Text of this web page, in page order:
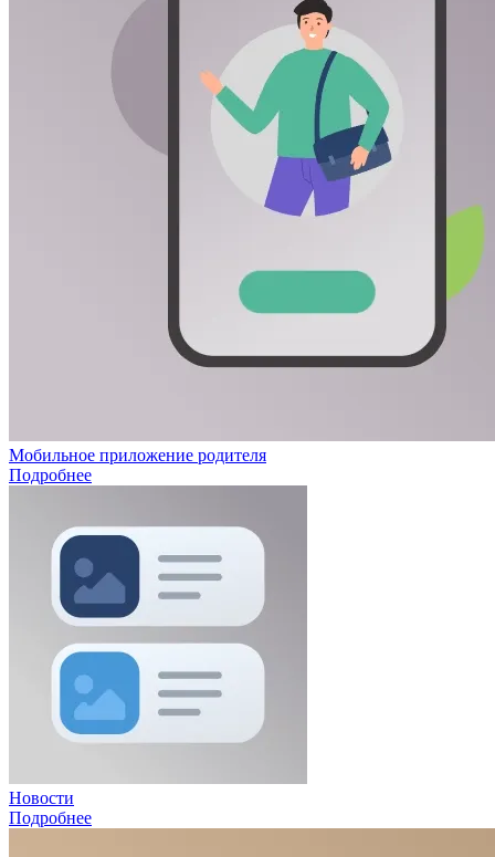
Мобильное приложение родителя
Подробнее
Новости
Подробнее